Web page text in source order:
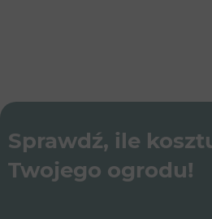
Sprawdź, ile
Twojego ogrodu!